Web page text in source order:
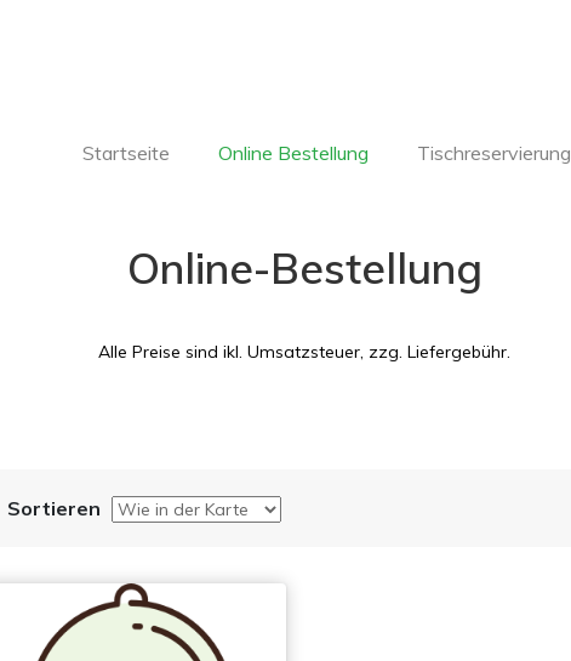
Startseite Online Bestellung Tischreservierung
Online-Bestellung
Alle Preise sind ikl. Umsatzsteuer, zzg. Liefergebühr.
Sortieren